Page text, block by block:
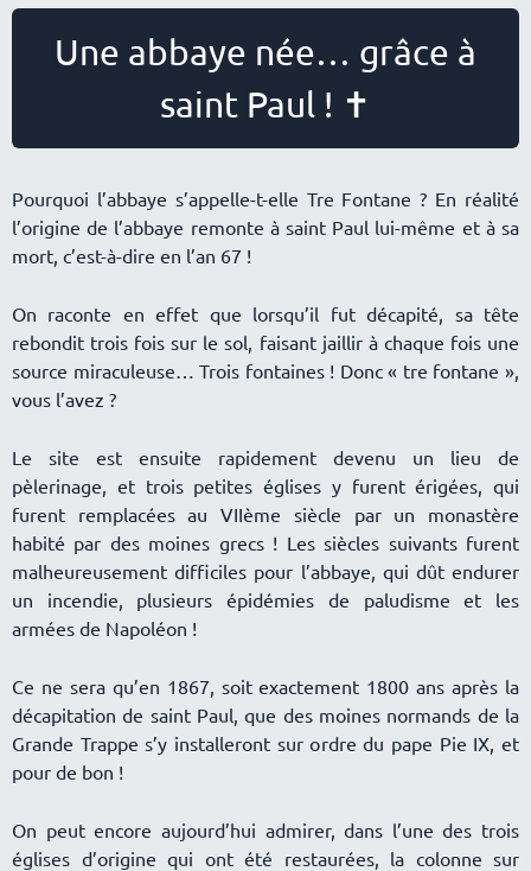
Une abbaye née… grâce à
saint Paul ! ✝
Pourquoi l’abbaye s’appelle-t-elle Tre Fontane ? En réalité
l’origine de l’abbaye remonte à saint Paul lui-même et à sa
mort, c’est-à-dire en l’an 67 !
On raconte en effet que lorsqu’il fut décapité, sa tête
rebondit trois fois sur le sol, faisant jaillir à chaque fois une
source miraculeuse… Trois fontaines ! Donc « tre fontane »,
vous l’avez ?
Le site est ensuite rapidement devenu un lieu de
pèlerinage, et trois petites églises y furent érigées, qui
furent remplacées au VIIème siècle par un monastère
habité par des moines grecs ! Les siècles suivants furent
malheureusement difficiles pour l’abbaye, qui dût endurer
un incendie, plusieurs épidémies de paludisme et les
armées de Napoléon !
Ce ne sera qu’en 1867, soit exactement 1800 ans après la
décapitation de saint Paul, que des moines normands de la
Grande Trappe s’y installeront sur ordre du pape Pie IX, et
pour de bon !
On peut encore aujourd’hui admirer, dans l’une des trois
églises d’origine qui ont été restaurées, la colonne sur